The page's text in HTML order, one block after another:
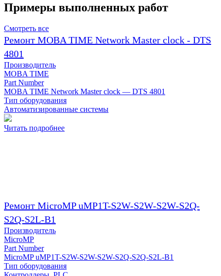
Примеры выполненных работ
Смотреть все
Ремонт MOBA TIME Network Master clock - DTS
4801
Производитель
MOBA TIME
Part Number
MOBA TIME Network Master clock — DTS 4801
Тип оборудования
Автоматизированные системы
Читать подробнее
Ремонт MicroMP uMP1T-S2W-S2W-S2W-S2Q-
S2Q-S2L-B1
Производитель
MicroMP
Part Number
MicroMP uMP1T-S2W-S2W-S2W-S2Q-S2Q-S2L-B1
Тип оборудования